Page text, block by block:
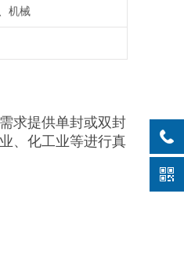
机械
求提供单封或双封
、化工业等进行真